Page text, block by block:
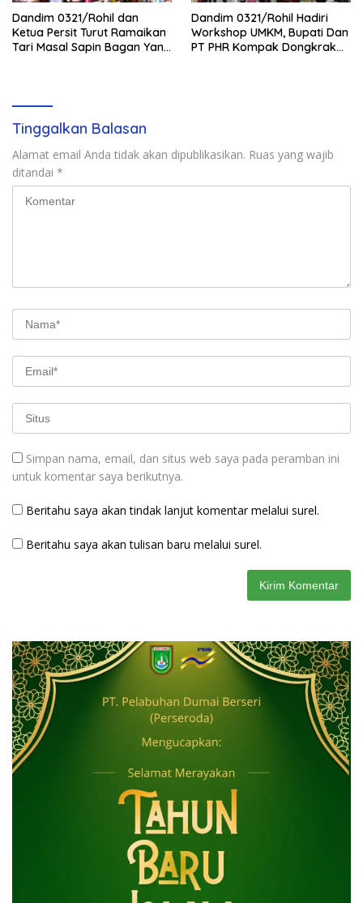
Dandim 0321/Rohil dan
Ketua Persit Turut Ramaikan
Tari Masal Sapin Bagan Yang
Dandim 0321/Rohil Hadiri
Workshop UMKM, Bupati Dan
PT PHR Kompak Dongkrak
Tinggalkan Balasan
Alamat email Anda tidak akan dipublikasikan. Ruas yang wajib
ditandai *
Simpan nama, email, dan situs web saya pada peramban ini
untuk komentar saya berikutnya.
Beritahu saya akan tindak lanjut komentar melalui surel.
Beritahu saya akan tulisan baru melalui surel.